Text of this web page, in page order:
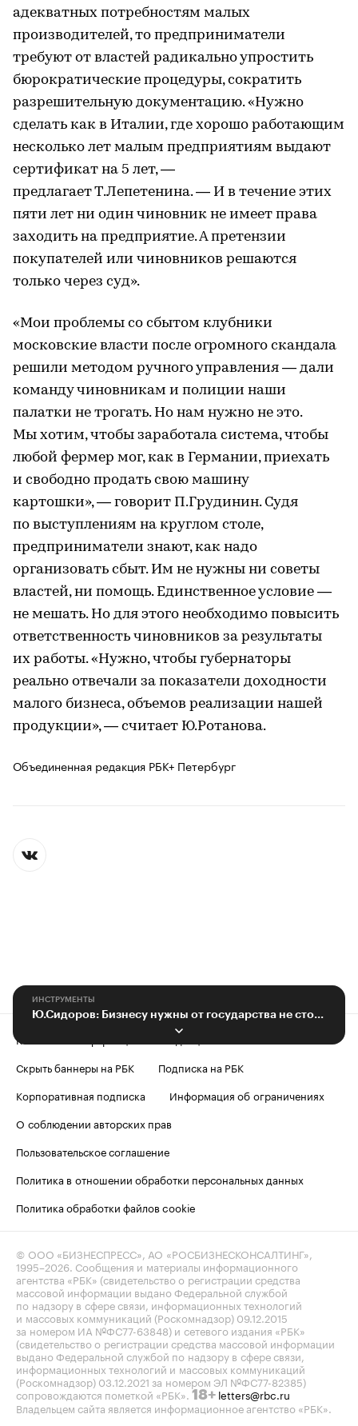
адекватных потребностям малых
производителей, то предприниматели
требуют от властей радикально упростить
бюрократические процедуры, сократить
разрешительную документацию. «Нужно
сделать как в Италии, где хорошо работающим
несколько лет малым предприятиям выдают
сертификат на 5 лет, —
предлагает Т.Лепетенина. — И в течение этих
пяти лет ни один чиновник не имеет права
заходить на предприятие. А претензии
покупателей или чиновников решаются
только через суд».
«Мои проблемы со сбытом клубники
московские власти после огромного скандала
решили методом ручного управления — дали
команду чиновникам и полиции наши
палатки не трогать. Но нам нужно не это.
Мы хотим, чтобы заработала система, чтобы
любой фермер мог, как в Германии, приехать
и свободно продать свою машину
картошки», — говорит П.Грудинин. Судя
по выступлениям на круглом столе,
предприниматели знают, как надо
организовать сбыт. Им не нужны ни советы
властей, ни помощь. Единственное условие —
не мешать. Но для этого необходимо повысить
ответственность чиновников за результаты
их работы. «Нужно, чтобы губернаторы
реально отвечали за показатели доходности
малого бизнеса, объемов реализации нашей
продукции», — считает Ю.Ротанова.
Объединенная редакция РБК+ Петербург
ИНСТРУМЕНТЫ
Ю.Сидоров: Бизнесу нужны от государства не столько деньги, сколько благоприятный климат
Контактная информация
Скрыть баннеры на РБК
Подписка на РБК
Корпоративная подписка
Информация об ограничениях
О соблюдении авторских прав
Пользовательское соглашение
Политика в отношении обработки персональных данных
Политика обработки файлов cookie
© ООО «БИЗНЕСПРЕСС», АО «РОСБИЗНЕСКОНСАЛТИНГ»,
1995–2026. Сообщения и материалы информационного
агентства «РБК» (свидетельство о регистрации средства
массовой информации выдано Федеральной службой
по надзору в сфере связи, информационных технологий
и массовых коммуникаций (Роскомнадзор) 09.12.2015
за номером ИА №ФС77-63848) и сетевого издания «РБК»
(свидетельство о регистрации средства массовой информации
выдано Федеральной службой по надзору в сфере связи,
информационных технологий и массовых коммуникаций
(Роскомнадзор) 03.12.2021 за номером ЭЛ №ФС77-82385)
сопровождаются пометкой «РБК». 18+ letters@rbc.ru
Владельцем сайта является информационное агентство «РБК».